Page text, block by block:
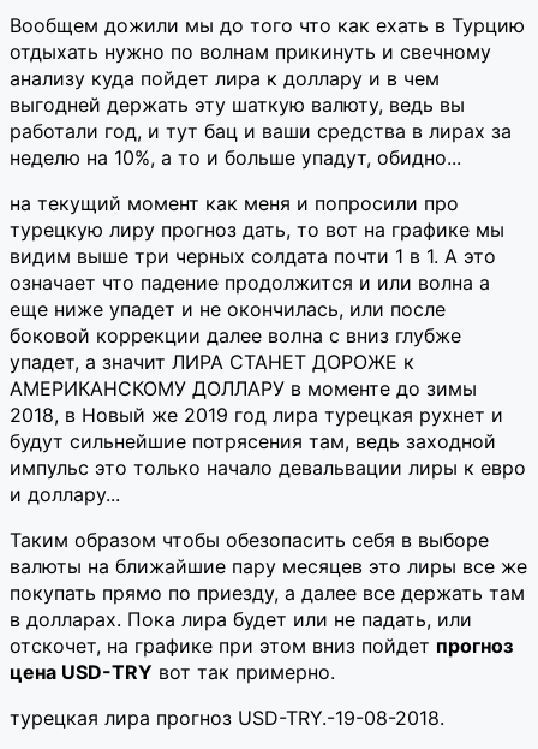
Вообщем дожили мы до того что как ехать в Турцию
отдыхать нужно по волнам прикинуть и свечному
анализу куда пойдет лира к доллару и в чем
выгодней держать эту шаткую валюту, ведь вы
работали год, и тут бац и ваши средства в лирах за
неделю на 10%, а то и больше упадут, обидно...
на текущий момент как меня и попросили про
турецкую лиру прогноз дать, то вот на графике мы
видим выше три черных солдата почти 1 в 1. А это
означает что падение продолжится и или волна а
еще ниже упадет и не окончилась, или после
боковой коррекции далее волна с вниз глубже
упадет, а значит ЛИРА СТАНЕТ ДОРОЖЕ к
АМЕРИКАНСКОМУ ДОЛЛАРУ в моменте до зимы
2018, в Новый же 2019 год лира турецкая рухнет и
будут сильнейшие потрясения там, ведь заходной
импульс это только начало девальвации лиры к евро
и доллару...
Таким образом чтобы обезопасить себя в выборе
валюты на ближайшие пару месяцев это лиры все же
покупать прямо по приезду, а далее все держать там
в долларах. Пока лира будет или не падать, или
отскочет, на графике при этом вниз пойдет прогноз
цена USD-TRY вот так примерно.
турецкая лира прогноз USD-TRY.-19-08-2018.